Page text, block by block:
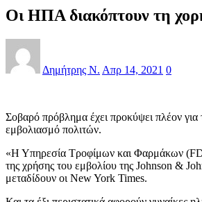
Oι ΗΠΑ διακόπτουν τη
Δημήτρης Ν. Απρ 14, 2021 0
Σοβαρό πρόβλημα έχει προκύψει πλέον
εμβολιασμό πολιτών.
«Η Υπηρεσία Τροφίμων και Φαρμάκων
της χρήσης του εμβολίου της Johnson &
μεταδίδουν οι New York Times.